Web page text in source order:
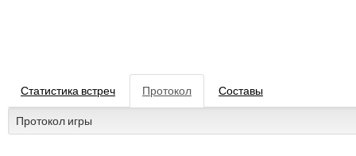
Статистика встреч Протокол Составы
Протокол игры